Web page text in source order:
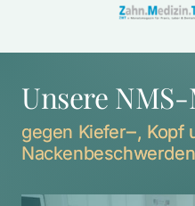
Unsere
gegen Kiefer‒, Kopf
Nackenbeschwerden